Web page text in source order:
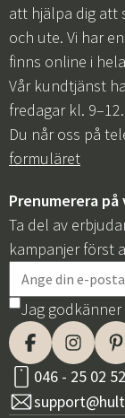
att hjälpa dig att
och ute. Vi har
finns online i
Vår kundtjänst
fredagar kl. 9–12.
Du når oss på
formuläret
Prenumerera
Ta del av
kampanjer först
Jag godkänner
046 - 25 02 52